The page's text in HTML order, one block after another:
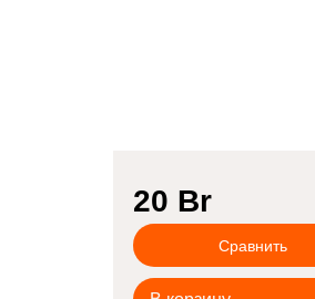
20 Br
Сравнить